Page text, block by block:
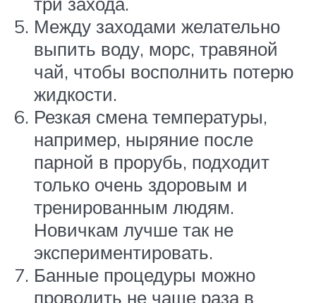
Между заходами желательно
выпить воду, морс, травяной
чай, чтобы восполнить потерю
жидкости.
Резкая смена температуры,
например, ныряние после
парной в прорубь, подходит
только очень здоровым и
тренированным людям.
Новичкам лучше так не
экспериментировать.
Банные процедуры можно
проводить не чаще раза в